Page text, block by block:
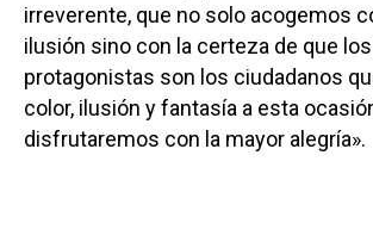
irreverente, que no solo acogemos
ilusión sino con la certeza de que
protagonistas son los ciudadanos
color, ilusión y fantasía a esta
disfrutaremos con la mayor alegría».